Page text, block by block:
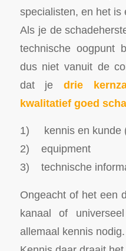
specialisten, en het is
Als je de
technische oogpunt
dus niet vanuit de
dat jedrie
kwalitatief goed
1) kennis en kunde
2) equipment
3) technische
Ongeacht of het een
kanaal of
allemaal kennis nodig.